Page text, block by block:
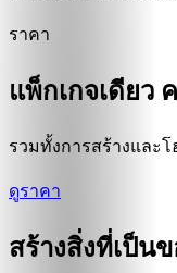
ราคา
แพ็กเกจเดียว
รวมทั้งการสร้างและ
ดูราคา
สร้างสิ่งที่เป็น